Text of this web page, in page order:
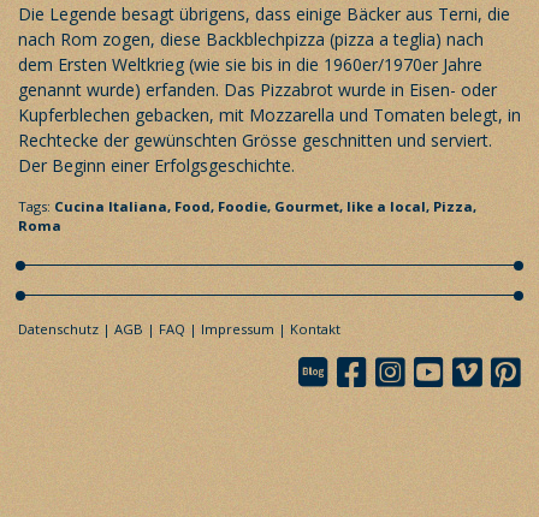
Die Legende besagt übrigens, dass einige Bäcker aus Terni, die
nach Rom zogen, diese Backblechpizza (pizza a teglia) nach
dem Ersten Weltkrieg (wie sie bis in die 1960er/1970er Jahre
genannt wurde) erfanden. Das Pizzabrot wurde in Eisen- oder
Kupferblechen gebacken, mit Mozzarella und Tomaten belegt, in
Rechtecke der gewünschten Grösse geschnitten und serviert.
Der Beginn einer Erfolgsgeschichte.
Tags: Cucina Italiana, Food, Foodie, Gourmet, like a local,Pizza,
Roma
Datenschutz AGB FAQ Impressum Kontakt